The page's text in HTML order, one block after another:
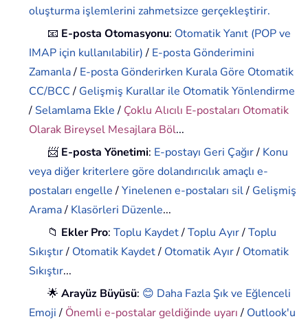
oluşturma işlemlerini zahmetsizce gerçekleştirir.
📧 E-posta Otomasyonu: Otomatik Yanıt (POP ve
IMAP için kullanılabilir)/ E-posta Gönderimini
Zamanla/ E-posta Gönderirken Kurala Göre Otomatik
CC/BCC/ Gelişmiş Kurallar ile Otomatik Yönlendirme
/ Selamlama Ekle/ Çoklu Alıcılı E-postaları Otomatik
Olarak Bireysel Mesajlara Böl...
📨 E-posta Yönetimi: E-postayı Geri Çağır/ Konu
veya diğer kriterlere göre dolandırıcılık amaçlı e-
postaları engelle/Yinelenen e-postaları sil/ Gelişmiş
Arama/ Klasörleri Düzenle...
📁 Ekler Pro:Toplu Kaydet/Toplu Ayır/Toplu
Sıkıştır/ Otomatik Kaydet/ Otomatik Ayır/ Otomatik
Sıkıştır...
🌟Arayüz Büyüsü: 😊 Daha Fazla Şık ve Eğlenceli
Emoji/ Önemli e-postalar geldiğinde uyarı/ Outlook'u